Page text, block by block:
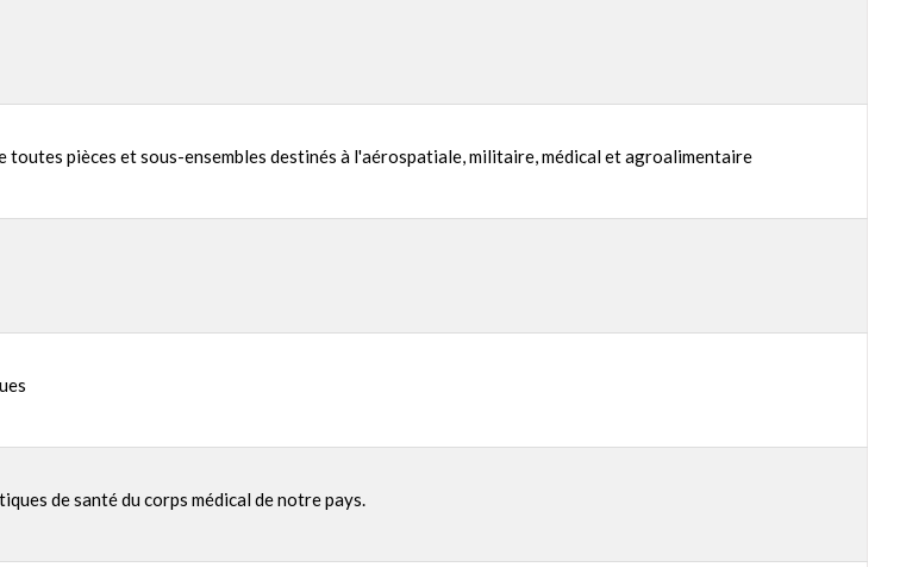
pièces et sous-ensembles destinés à l'aérospatiale, militaire, médical et agroalimentaire
de santé du corps médical de notre pays.